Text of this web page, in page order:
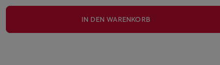
IN DEN WARENKORB